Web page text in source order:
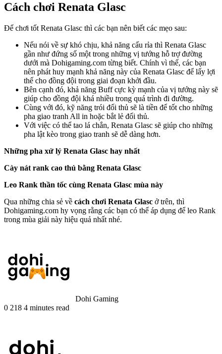
Cách chơi Renata Glasc
Để chơi tốt Renata Glasc thì các bạn nên biết các mẹo sau:
Nếu nói về sự khó chịu, khả năng cấu rỉa thì Renata Glasc
gần như đứng số một trong những vị tướng hỗ trợ đường
dưới mà Dohigaming.com từng biết. Chính vì thế, các bạn
nên phát huy mạnh khả năng này của Renata Glasc để lấy lợi
thế cho đồng đội trong giai đoạn khởi đầu.
Bên cạnh đó, khả năng Buff cực kỳ mạnh của vị tướng này sẽ
giúp cho đồng đội khá nhiều trong quá trình đi đường.
Cùng với đó, kỹ năng trói đối thủ sẽ là tiền để tốt cho những
pha giao tranh All in hoặc bắt lẻ đối thủ.
Với việc có thể tao lá chắn, Renata Glasc sẽ giúp cho những
pha lật kèo trong giao tranh sẽ dễ dàng hơn.
Những pha xử lý Renata Glasc hay nhất
Cày nát rank cao thủ bằng Renata Glasc
Leo Rank thần tốc cùng Renata Glasc mùa này
Qua những chia sẻ về cách chơi Renata Glasc ở trên, thì
Dohigaming.com hy vọng rằng các bạn có thể áp dụng để leo Rank
trong mùa giải này hiệu quả nhất nhé.
Dohi Gaming
0 218 4 minutes read